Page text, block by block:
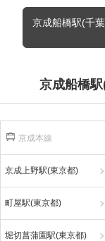
京成船橋駅(千
京成船橋
京成本線
京成上野駅(東京都)
町屋駅(東京都)
堀切菖蒲園駅(東京都)